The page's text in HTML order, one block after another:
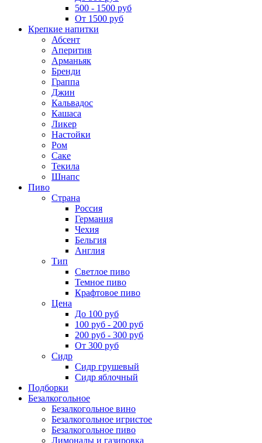
500 - 1500 руб
От 1500 руб
Крепкие напитки
Абсент
Аперитив
Арманьяк
Бренди
Граппа
Джин
Кальвадос
Кашаса
Ликер
Настойки
Ром
Саке
Текила
Шнапс
Пиво
Страна
Россия
Германия
Чехия
Бельгия
Англия
Тип
Светлое пиво
Темное пиво
Крафтовое пиво
Цена
До 100 руб
100 руб - 200 руб
200 руб - 300 руб
От 300 руб
Сидр
Сидр грушевый
Сидр яблочный
Подборки
Безалкогольное
Безалкогольное вино
Безалкогольное игристое
Безалкогольное пиво
Лимонады и газировка